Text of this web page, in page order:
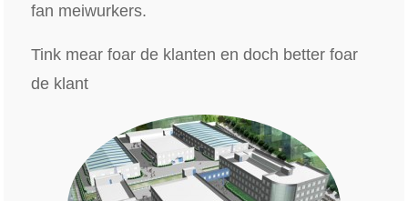
fan meiwurkers.
Tink mear foar de klanten en doch better foar
de klant